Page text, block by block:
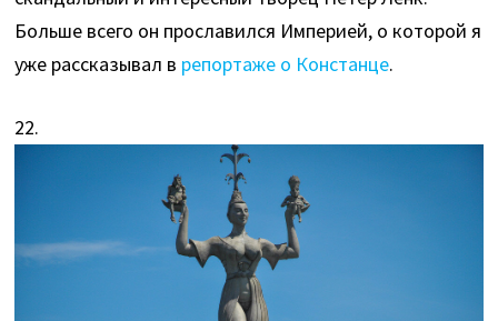
Больше всего он прославился Империей, о которой я
уже рассказывал в репортаже о Констанце.
22.